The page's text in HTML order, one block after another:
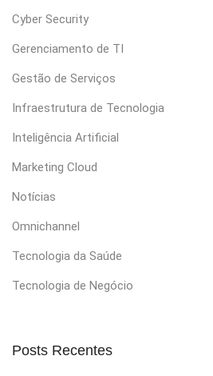
Cyber Security
Gerenciamento de TI
Gestão de Serviços
Infraestrutura de Tecnologia
Inteligência Artificial
Marketing Cloud
Notícias
Omnichannel
Tecnologia da Saúde
Tecnologia de Negócio
Posts Recentes